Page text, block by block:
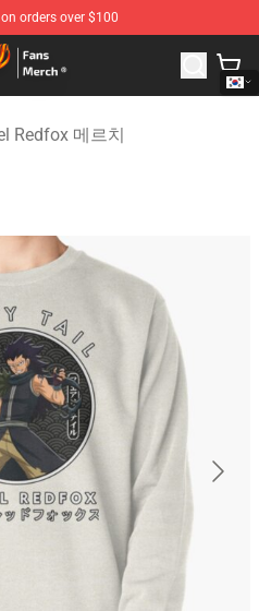
orders over $100
Fairy Tail Merchandise Shop
Redfox 메르치